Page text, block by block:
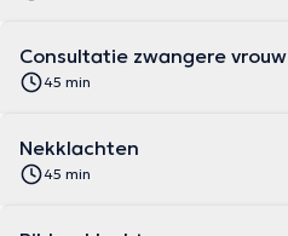
Consultatie zwangere vrouw
45 min
Nekklachten
45 min